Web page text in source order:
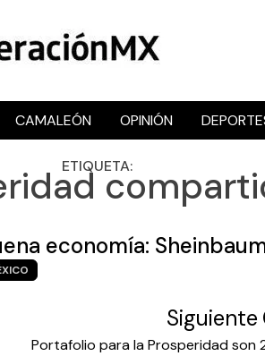
e independiente
CAMALEÓN OPINIÓN
ETIQUETA:
economía:
Siguiente
Portafolio para la Prosperidad son